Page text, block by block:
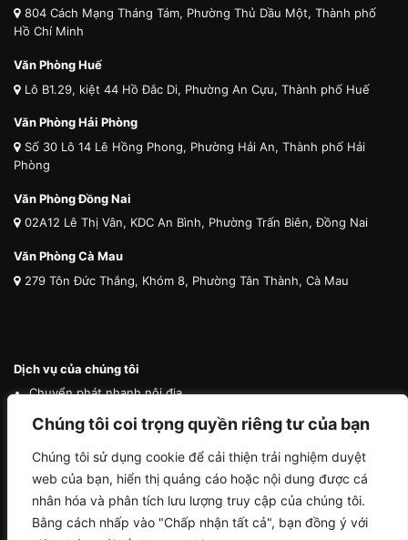
Chúng tôi coi trọng quyền riêng tư của bạn
Chúng tôi sử dụng cookie để cải thiện trải nghiệm duyệt
web của bạn, hiển thị quảng cáo hoặc nội dung được cá
nhân hóa và phân tích lưu lượng truy cập của chúng tôi.
Bằng cách nhấp vào "Chấp nhận tất cả", bạn đồng ý với
804 Cách Mạng Tháng Tám, Phường Thủ Dầu Một, Thành phố
Hồ Chí Minh
Văn Phòng Huế
Lô B1.29, kiệt 44 Hồ Đắc Di, Phường An Cựu, Thành phố Huế
Văn Phòng Hải Phòng
Số 30 Lô 14 Lê Hồng Phong, Phường Hải An, Thành phố Hải
Phòng
Văn Phòng Đồng Nai
02A12 Lê Thị Vân, KDC An Bình, Phường Trấn Biên, Đồng Nai
Văn Phòng Cà Mau
279 Tôn Đức Thắng, Khóm 8, Phường Tân Thành, Cà Mau
Dịch vụ của chúng tôi
Chuyển phát nhanh nội địa
Chuyển phát nhanh quốc tế
Vận chuyển thú cưng
Mua hộ hàng nước ngoài